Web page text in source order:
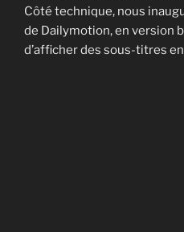
Côté technique, nous
de Dailymotion, en version
d’afficher des sous-titres